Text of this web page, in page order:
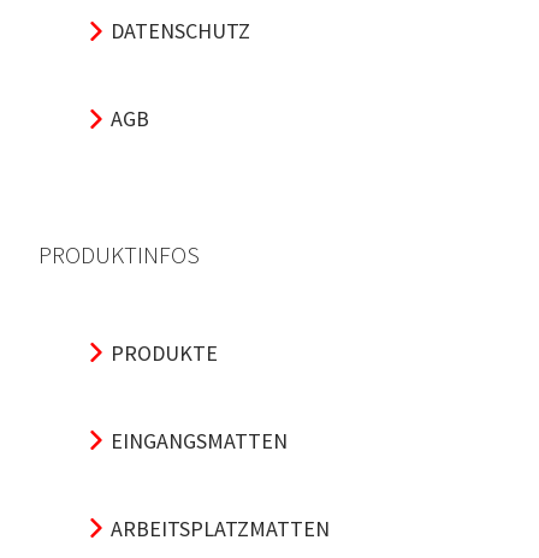
DATENSCHUTZ
AGB
PRODUKTINFOS
PRODUKTE
EINGANGSMATTEN
ARBEITSPLATZMATTEN